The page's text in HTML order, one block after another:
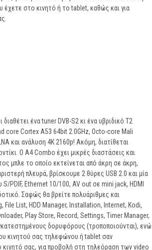
στο κινητό ή το tablet, καθώς και για
ένα tuner DVB-S2 κι ένα υβριδικό T2
core Cortex A53 64bit 2.0GHz, Octo-core Mali
και ανάλυση 4K 2160p! Ακόμη, διατίθεται
Ο A4 Combo έχει μικρές διαστάσεις και
μπλε το οποίο εκτείνεται από άκρη σε άκρη,
πλευρά, βρίσκουμε 2 θύρες USB 2.0 και μία
PDIF, Ethernet 10/100, AV out σε mini jack, HDMI
Σαφώς θα βρείτε πολυάριθμες και
List, HDD Manager, Installation, Internet, Kodi,
Play Store, Record, Settings, Timer Manager,
δορυφόρους (τροποποιούνται), ενώ
κινητού σας τηλεφώνου ή tablet σαν
σας, για προβολή στη τηλεόραση των video